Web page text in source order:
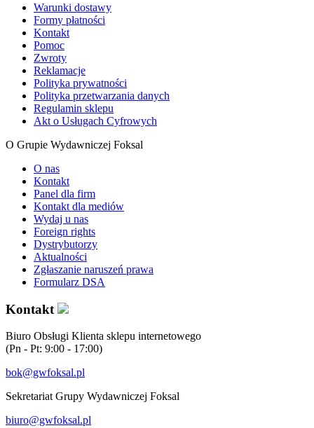
Warunki dostawy
Formy płatności
Kontakt
Pomoc
Zwroty
Reklamacje
Polityka prywatności
Polityka przetwarzania danych
Regulamin sklepu
Akt o Usługach Cyfrowych
O Grupie Wydawniczej Foksal
O nas
Kontakt
Panel dla firm
Kontakt dla mediów
Wydaj u nas
Foreign rights
Dystrybutorzy
Aktualności
Zgłaszanie naruszeń prawa
Formularz DSA
Kontakt
Biuro Obsługi Klienta sklepu internetowego
(Pn - Pt: 9:00 - 17:00)
bok@gwfoksal.pl
Sekretariat Grupy Wydawniczej Foksal
biuro@gwfoksal.pl